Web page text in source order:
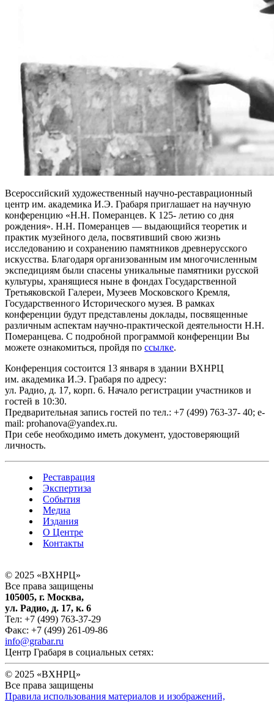
Всероссийский художественный научно-реставрационный
центр им. академика И.Э. Грабаря приглашает на научную
конференцию «Н.Н. Померанцев. К 125- летию со дня
рождения». Н.Н. Померанцев — выдающийся теоретик и
практик музейного дела, посвятивший свою жизнь
исследованию и сохранению памятников древнерусского
искусства. Благодаря организованным им многочисленным
экспедициям были спасены уникальные памятники русской
культуры, хранящиеся ныне в фондах Государственной
Третьяковской Галереи, Музеев Московского Кремля,
Государственного Исторического музея. В рамках
конференции будут представлены доклады, посвященные
различным аспектам научно-практической деятельности Н.Н.
Померанцева. С подробной программой конференции Вы
можете ознакомиться, пройдя по ссылке.
Конференция состоится 13 января в здании ВХНРЦ
им. академика И.Э. Грабаря по адресу:
ул. Радио, д. 17, корп. 6. Начало регистрации участников и
гостей в 10:30.
Предварительная запись гостей по тел.: +7 (499) 763-37- 40; e-
mail: prohanova@yandex.ru.
При себе необходимо иметь документ, удостоверяющий
личность.
Реставрация
Экспертиза
События
Медиа
Издания
О Центре
Контакты
© 2025 «ВХНРЦ»
Все права защищены
105005, г. Москва,
ул. Радио, д. 17, к. 6
Тел: +7 (499) 763-37-29
Факс: +7 (499) 261-09-86
info@grabar.ru
Центр Грабаря в социальных сетях:
© 2025 «ВХНРЦ»
Все права защищены
Правила использования материалов и изображений,